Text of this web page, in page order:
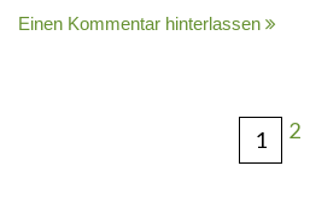
Einen Kommentar hinterlassen
1 2